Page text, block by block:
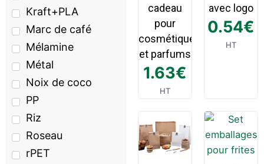
Kraft+PLA
Marc de café
Mélamine
Métal
Noix de coco
PP
Riz
Roseau
rPET
cadeau
pour
cosmétique
et parfums
1.63€
HT
avec logo
0.54€
HT